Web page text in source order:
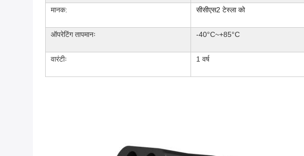
मानक: सीसीएस2 टेस्ला को
ऑपरेटिंग तापमानः -40°C~+85°C
वारंटीः 1 वर्ष